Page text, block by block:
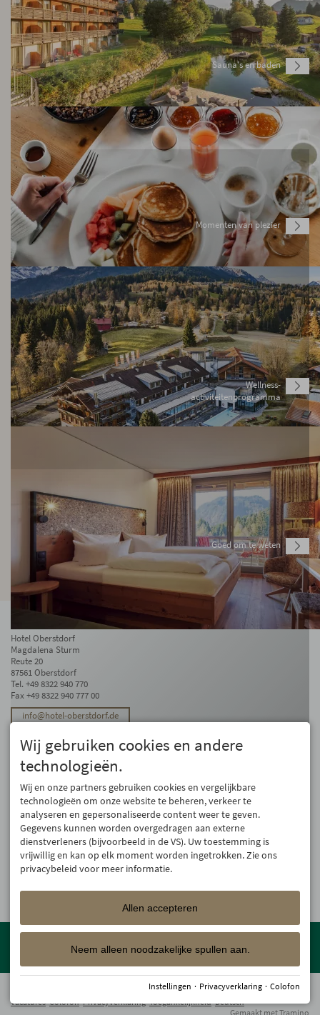
Sauna's en baden
Momenten van plezier
Wellness-
activiteitenprogramma
Goed om te weten
Hotel Oberstdorf
Magdalena Sturm
Reute 20
87561 Oberstdorf
Tel. +49 8322 940 770
Fax +49 8322 940 777 00
info@hotel-oberstdorf.de
Stay up to date
We will not forward your email address. And we don’t like spam, either. We
promise! You can unsubscribe at any time.
Register
Member of the Oberstdorf Resort family – the most beautiful
holiday accommodations in Oberstdorf with guaranteed skiing and
Vacatures Colofon Privacyverklaring Toegankelijkheid Deutsch
Gemaakt metTramino
Wij gebruiken cookies en andere
technologieën.
Wij en onze partners gebruiken cookies en vergelijkbare
technologieën om onze website te beheren, verkeer te
analyseren en gepersonaliseerde content weer te geven.
Gegevens kunnen worden overgedragen aan externe
dienstverleners (bijvoorbeeld in de VS). Uw toestemming is
vrijwillig en kan op elk moment worden ingetrokken. Zie ons
privacybeleid voor meer informatie.
Allen accepteren
Neem alleen noodzakelijke spullen aan.
Instellingen · Privacyverklaring · Colofon